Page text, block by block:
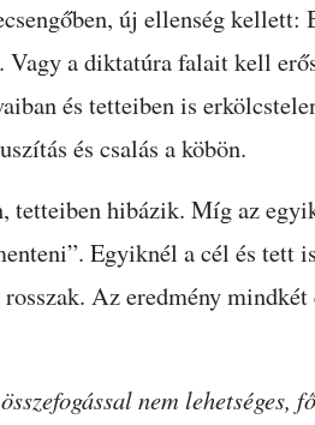
új ellenség kellett:
Vagy a diktatúra falait kell
és tetteiben is
és csalás a köbön.
tetteiben hibázik. Míg az
Egyiknél a cél és tett
Az eredmény mindkét
nem lehetséges,